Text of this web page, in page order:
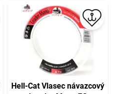
Hell-Cat Vlasec návazcový